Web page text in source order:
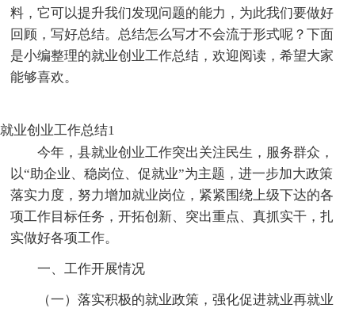
料，它可以提升我们发现问题的能力，为此我们要做好
回顾，写好总结。总结怎么写才不会流于形式呢？下面
是小编整理的就业创业工作总结，欢迎阅读，希望大家
能够喜欢。
就业创业工作总结1
今年，县就业创业工作突出关注民生，服务群众，
以“助企业、稳岗位、促就业”为主题，进一步加大政策
落实力度，努力增加就业岗位，紧紧围绕上级下达的各
项工作目标任务，开拓创新、突出重点、真抓实干，扎
实做好各项工作。
一、工作开展情况
（一）落实积极的就业政策，强化促进就业再就业